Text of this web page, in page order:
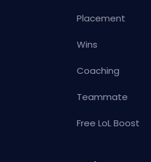
Placement
Wins
Coaching
Teammate
Free LoL Boost